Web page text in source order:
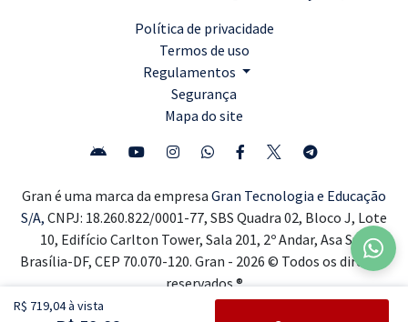
R$ 719,04 à vista
Política de privacidade
Termos de uso
Regulamentos
Segurança
Mapa do site
Gran é uma marca da empresa Gran Tecnologia e Educação
S/A, CNPJ: 18.260.822/0001-77, SBS Quadra 02, Bloco J, Lote
10, Edifício Carlton Tower, Sala 201, 2º Andar, Asa Sul,
Brasília-DF, CEP 70.070-120. Gran - 2026 © Todos os direitos
reservados ®